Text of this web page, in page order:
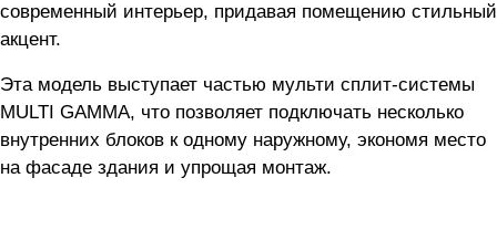
современный интерьер, придавая помещению стильный
акцент.
Эта модель выступает частью мульти сплит-системы
MULTI GAMMA, что позволяет подключать несколько
внутренних блоков к одному наружному, экономя место
на фасаде здания и упрощая монтаж.